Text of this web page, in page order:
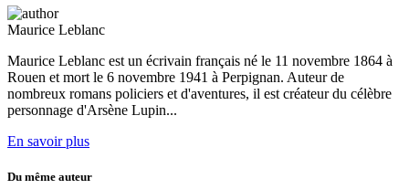
Maurice Leblanc
Maurice Leblanc est un écrivain français né le 11 novembre 1864 à
Rouen et mort le 6 novembre 1941 à Perpignan. Auteur de
nombreux romans policiers et d'aventures, il est créateur du célèbre
personnage d'Arsène Lupin...
En savoir plus
Du même auteur